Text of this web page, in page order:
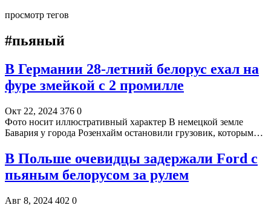
просмотр тегов
#пьяный
В Германии 28-летний белорус ехал на
фуре змейкой с 2 промилле
Окт 22, 2024 376 0
Фото носит иллюстративный характер В немецкой земле
Бавария у города Розенхайм остановили грузовик, которым…
В Польше очевидцы задержали Ford c
пьяным белорусом за рулем
Авг 8, 2024 402 0